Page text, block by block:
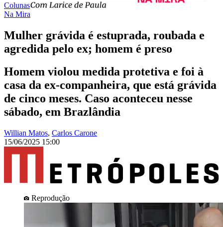
Colunas
Na Mira
Mulher grávida é estuprada, roubada e
agredida pelo ex; homem é preso
Homem violou medida protetiva e foi à
casa da ex-companheira, que está grávida
de cinco meses. Caso aconteceu nesse
sábado, em Brazlândia
Willian Matos, Carlos Carone
15/06/2025 15:00
Reprodução